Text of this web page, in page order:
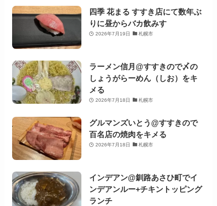
四季 花まる すすき店にて数年ぶ
りに昼からバカ飲みす
2026年7月19日 札幌市
ラーメン信月@すすきので〆の
しょうがらーめん（しお）をキ
メる
2026年7月18日 札幌市
グルマンズいとう@すすきので
百名店の焼肉をキメる
2026年7月18日 札幌市
インデアン@釧路あさひ町でイ
ンデアンルー+チキントッピング
ランチ